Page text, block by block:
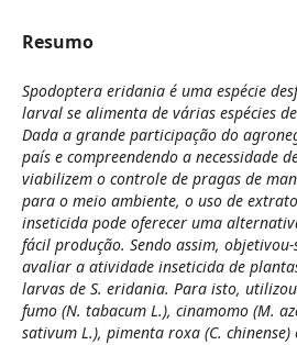
Resumo
Spodoptera eridania é uma espécie
larval se alimenta de várias espécies
Dada a grande participação do
país e compreendendo a necessidade
viabilizem o controle de pragas de
para o meio ambiente, o uso de
inseticida pode oferecer uma
fácil produção. Sendo assim, objetivou-
avaliar a atividade inseticida de
larvas de S. eridania. Para isto,
fumo (N. tabacum L.), cinamomo (M.
sativum L.), pimenta roxa (C. chinense)